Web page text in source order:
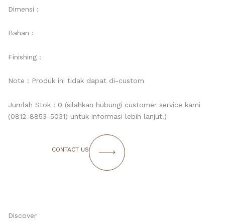
Dimensi :
Bahan :
Finishing :
Note : Produk ini tidak dapat di-custom
Jumlah Stok : 0 (silahkan hubungi customer service kami
(0812-8853-5031) untuk informasi lebih lanjut.)
CONTACT US
Discover